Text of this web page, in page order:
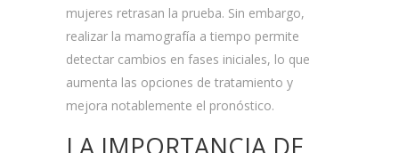
mujeres retrasan la prueba. Sin embargo,
realizar la mamografía a tiempo permite
detectar cambios en fases iniciales, lo que
aumenta las opciones de tratamiento y
mejora notablemente el pronóstico.